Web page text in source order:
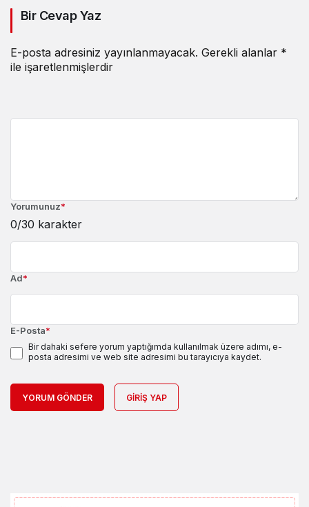
Bir Cevap Yaz
E-posta adresiniz yayınlanmayacak. Gerekli alanlar *
ile işaretlenmişlerdir
Yorumunuz*
0/30 karakter
Ad*
E-Posta*
Bir dahaki sefere yorum yaptığımda kullanılmak üzere adımı, e-
posta adresimi ve web site adresimi bu tarayıcıya kaydet.
YORUM GÖNDER GIRIŞ YAP